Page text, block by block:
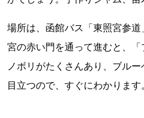
場所は、函館バス「東照宮参
宮の赤い門を通って進むと、
ノボリがたくさんあり、ブル
目立つので、すぐにわかります。